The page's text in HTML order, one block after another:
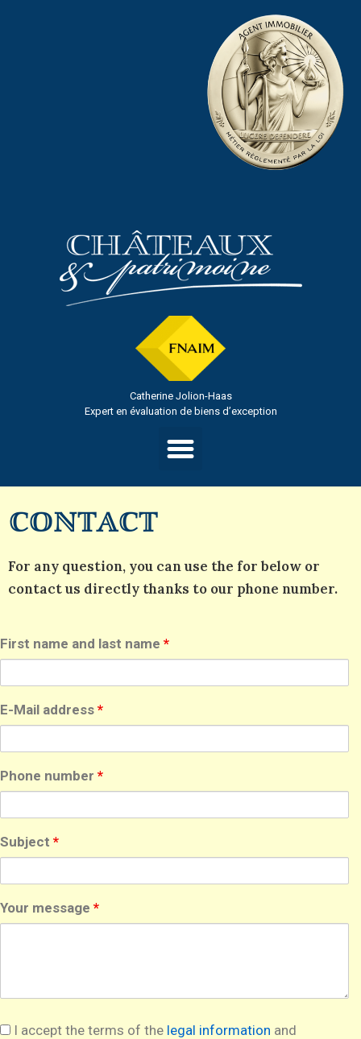
Catherine Jolion-Haas
Expert en évaluation de biens d’exception
Contact
For any question, you can use the for below or
contact us directly thanks to our phone number.
First name and last name *
E-Mail address *
Phone number *
Subject *
Your message *
I accept the terms of the legal information and